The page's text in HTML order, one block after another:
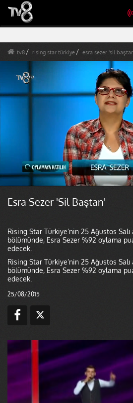
tv8 rising star türkiye esra sezer 'sil
Esra Sezer 'Sil Baştan'
Rising Star Türkiye’nin 25 Ağustos Salı
bölümünde, Esra Sezer %92 oylama
edecek.
Rising Star Türkiye’nin 25 Ağustos Salı
bölümünde, Esra Sezer %92 oylama
edecek.
25/08/2015